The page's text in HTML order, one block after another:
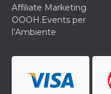
Affiliate Marketing
OOOH.Events per
l’Ambiente